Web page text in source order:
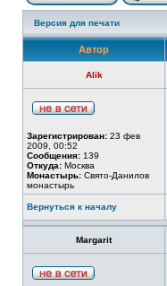
Версия для печати
Автор
Alik
Зарегистрирован: 23 фев
2009, 00:52
Сообщения: 139
Откуда: Москва
Монастырь: Свято-Данилов
монастырь
Вернуться к началу
Margarit